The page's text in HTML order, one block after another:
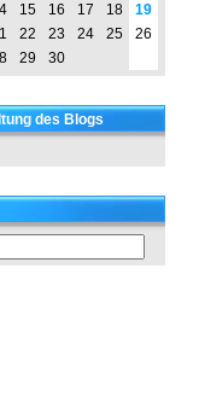
15 16 17 18
19
22 23 24 25
26
29 30
des Blogs